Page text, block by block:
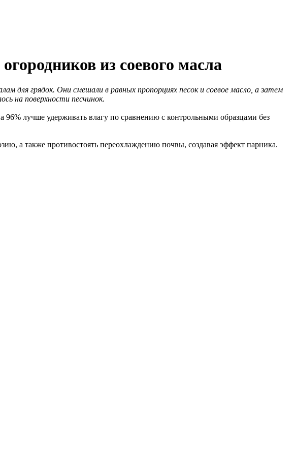
из соевого масла
для грядок. Они смешали в равных пропорциях песок и соевое масло, а затем
на поверхности песчинок.
лучше удерживать влагу по сравнению с контрольными образцами без
а также противостоять переохлаждению почвы, создавая эффект парника.